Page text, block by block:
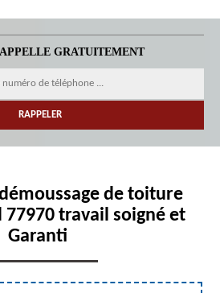
GRATUITEMENT
de toiture
77970 travail soigné et
Garanti